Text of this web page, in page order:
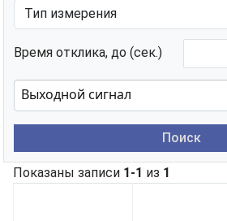
Время отклика, до (сек.)
Поиск
Показаны записи 1-1 из 1